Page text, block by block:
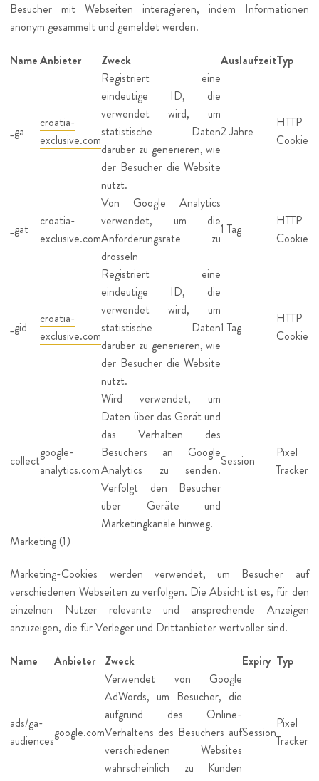
Besucher mit Webseiten interagieren, indem Informationen
anonym gesammelt und gemeldet werden.
NameAnbieter Zweck AuslaufzeitTyp
_ga
croatia-
exclusive.com
Registriert eine
eindeutige ID, die
verwendet wird, um
statistische Daten
darüber zu generieren, wie
der Besucher die Website
nutzt.
2 Jahre
HTTP
Cookie
_gat
croatia-
exclusive.com
Von Google Analytics
verwendet, um die
Anforderungsrate zu
drosseln
1 Tag
HTTP
Cookie
_gid
croatia-
exclusive.com
Registriert eine
eindeutige ID, die
verwendet wird, um
statistische Daten
darüber zu generieren, wie
der Besucher die Website
nutzt.
1 Tag
HTTP
Cookie
collect
google-
analytics.com
Wird verwendet, um
Daten über das Gerät und
das Verhalten des
Besuchers an Google
Analytics zu senden.
Verfolgt den Besucher
über Geräte und
Marketingkanäle hinweg.
Session
Pixel
Tracker
Marketing (1)
Marketing-Cookies werden verwendet, um Besucher auf
verschiedenen Webseiten zu verfolgen. Die Absicht ist es, für den
einzelnen Nutzer relevante und ansprechende Anzeigen
anzuzeigen, die für Verleger und Drittanbieter wertvoller sind.
Name Anbieter Zweck Expiry Typ
ads/ga-
audiences
google.com
Verwendet von Google
AdWords, um Besucher, die
aufgrund des Online-
Verhaltens des Besuchers auf
verschiedenen Websites
wahrscheinlich zu Kunden
Session
Pixel
Tracker